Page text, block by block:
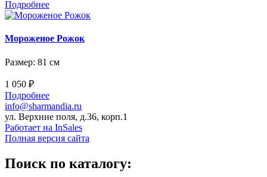
Подробнее
Мороженое Рожок
Размер: 81 см
1 050 ₽
Подробнее
info@sharmandia.ru
ул. Верхние поля, д.36, корп.1
Работает на InSales
Полная версия сайта
Поиск по каталогу: